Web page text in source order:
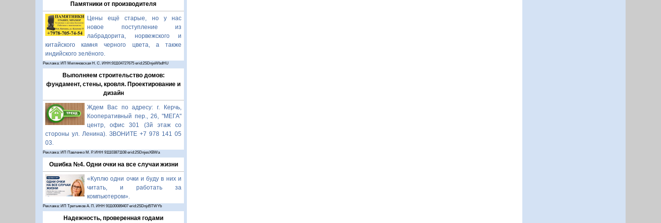
Памятники от производителя
Цены ещё старые, но у нас
новое поступление из
лабрадорита, норвежского и
китайского камня черного цвета, а также
индийского зелёного.
Реклама: ИП Миляновская Н. С. ИНН:911104727675 erid:2SDnjeWbdHU
Выполняем строительство домов:
фундамент, стены, кровля. Проектирование и
дизайн
Ждем Вас по адресу: г. Керчь,
Кооперативный пер., 26, "МЕГА"
центр, офис 301 (3й этаж со
стороны ул. Ленина). ЗВОНИТЕ +7 978 141 05
03.
Реклама: ИП Павленко М. Р. ИНН 911103871108 erid:2SDnjesXBWa
Ошибка №4. Одни очки на все случаи жизни
«Куплю одни очки и буду в них и
читать, и работать за
компьютером».
Реклама: ИП Третьяков А. П. ИНН 911100089407 erid:2SDnjd5TWYb
Надежность, проверенная годами